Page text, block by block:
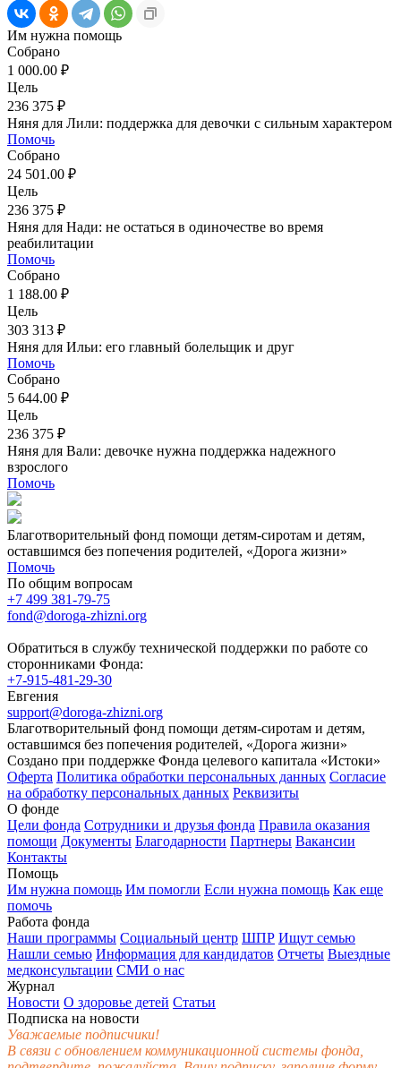
Им нужна помощь
Собрано
1 000.00 ₽
Цель
236 375 ₽
Няня для Лили: поддержка для девочки с сильным характером
Помочь
Собрано
24 501.00 ₽
Цель
236 375 ₽
Няня для Нади: не остаться в одиночестве во время
реабилитации
Помочь
Собрано
1 188.00 ₽
Цель
303 313 ₽
Няня для Ильи: его главный болельщик и друг
Помочь
Собрано
5 644.00 ₽
Цель
236 375 ₽
Няня для Вали: девочке нужна поддержка надежного
взрослого
Помочь
Благотворительный фонд помощи детям-сиротам и детям,
оставшимся без попечения родителей, «Дорога жизни»
Помочь
По общим вопросам
+7 499 381-79-75
fond@doroga-zhizni.org
Обратиться в службу технической поддержки по работе со
сторонниками Фонда:
+7-915-481-29-30
Евгения
support@doroga-zhizni.org
Благотворительный фонд помощи детям-сиротам и детям,
оставшимся без попечения родителей, «Дорога жизни»
Создано при поддержке Фонда целевого капитала «Истоки»
Оферта Политика обработки персональных данных Согласие
на обработку персональных данных Реквизиты
О фонде
Цели фонда Сотрудники и друзья фонда Правила оказания
помощи Документы Благодарности Партнеры Вакансии
Контакты
Помощь
Им нужна помощь Им помогли Если нужна помощь Как еще
помочь
Работа фонда
Наши программы Социальный центр ШПР Ищут семью
Нашли семью Информация для кандидатов Отчеты Выездные
медконсультации СМИ о нас
Журнал
Новости О здоровье детей Статьи
Подписка на новости
Уважаемые подписчики!
В связи с обновлением коммуникационной системы фонда,